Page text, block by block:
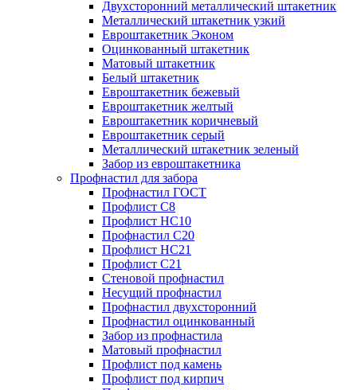
Двухсторонний металлический штакетник
Металлический штакетник узкий
Евроштакетник Эконом
Оцинкованный штакетник
Матовый штакетник
Белый штакетник
Евроштакетник бежевый
Евроштакетник желтый
Евроштакетник коричневый
Евроштакетник серый
Металлический штакетник зеленый
Забор из евроштакетника
Профнастил для забора
Профнастил ГОСТ
Профлист С8
Профлист НС10
Профнастил С20
Профлист НС21
Профлист С21
Стеновой профнастил
Несущий профнастил
Профнастил двухсторонний
Профнастил оцинкованный
Забор из профнастила
Матовый профнастил
Профлист под камень
Профлист под кирпич